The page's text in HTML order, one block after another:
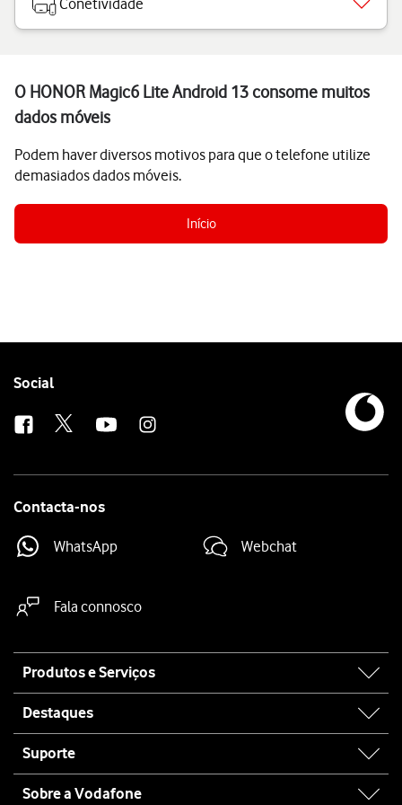
Conetividade
O HONOR Magic6 Lite Android 13 consome muitos
dados móveis
Podem haver diversos motivos para que o telefone utilize
demasiados dados móveis.
Início
Follow
Social
Contacta-nos
WhatsApp Webchat
Fala connosco
map
Produtos e Serviços
Destaques
Suporte
Sobre a Vodafone